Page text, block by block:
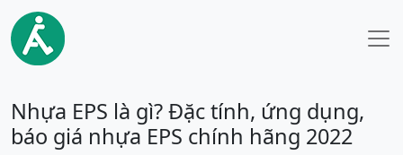
Nhựa EPS là gì? Đặc tính, ứng dụng,
báo giá nhựa EPS chính hãng 2022